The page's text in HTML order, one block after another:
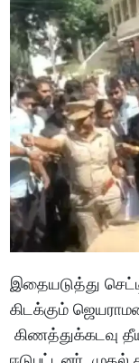
இதையடுத்து
கிடக்கும்
கிணத்துக்கடவு